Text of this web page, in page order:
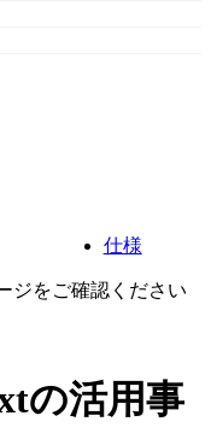
仕様
ジをご確認ください
の活用事